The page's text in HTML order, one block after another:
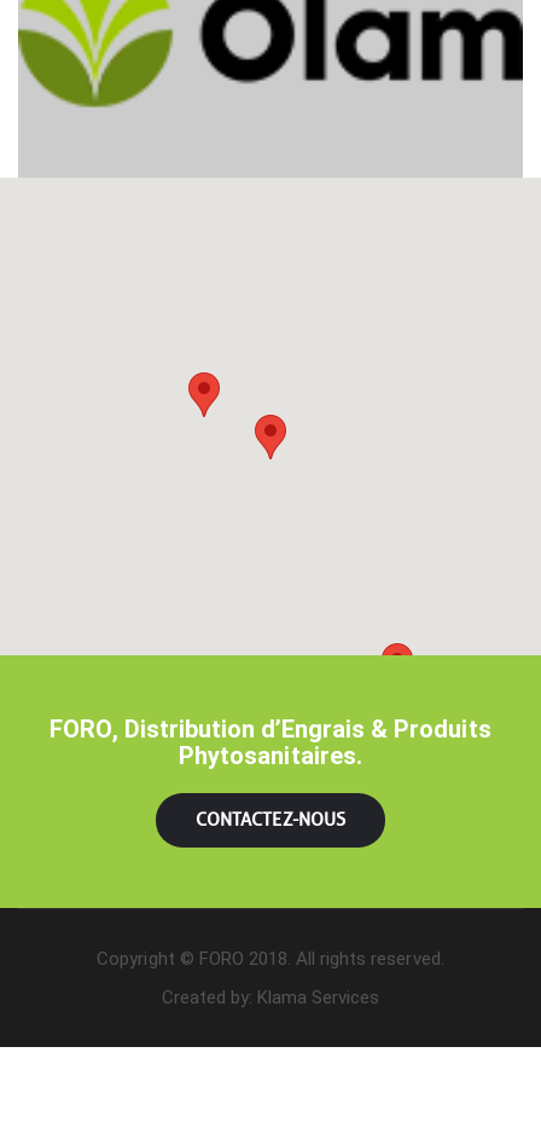
FORO, Distribution d’Engrais & Produits
Phytosanitaires.
CONTACTEZ-NOUS
Copyright © FORO 2018. All rights reserved.
Created by: Klama Services